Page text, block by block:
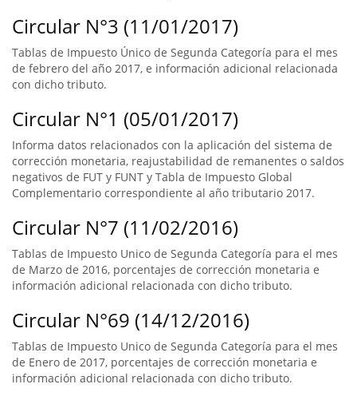
Circular N°3 (11/01/2017)
Tablas de Impuesto Único de Segunda Categoría para el mes
de febrero del año 2017, e información adicional relacionada
con dicho tributo.
Circular N°1 (05/01/2017)
Informa datos relacionados con la aplicación del sistema de
corrección monetaria, reajustabilidad de remanentes o saldos
negativos de FUT y FUNT y Tabla de Impuesto Global
Complementario correspondiente al año tributario 2017.
Circular N°7 (11/02/2016)
Tablas de Impuesto Unico de Segunda Categoría para el mes
de Marzo de 2016, porcentajes de corrección monetaria e
información adicional relacionada con dicho tributo.
Circular N°69 (14/12/2016)
Tablas de Impuesto Unico de Segunda Categoría para el mes
de Enero de 2017, porcentajes de corrección monetaria e
información adicional relacionada con dicho tributo.